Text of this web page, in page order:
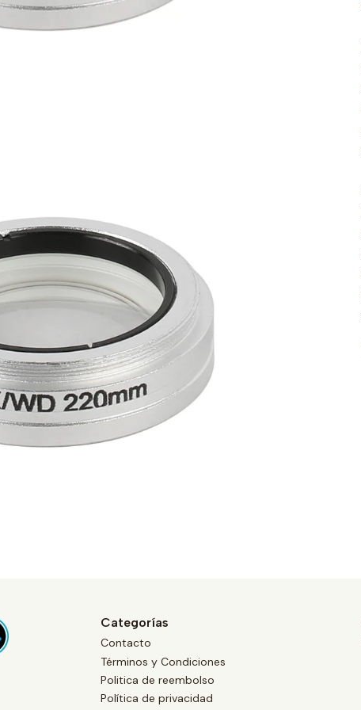
Categorías
Contacto
Términos y Condiciones
Politica de reembolso
Política de privacidad